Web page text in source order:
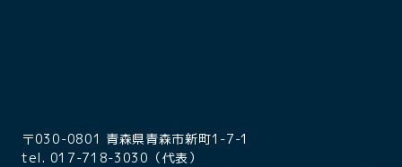
〒030-0801 青森県青森市新町1-7-1
tel. 017-718-3030（代表）